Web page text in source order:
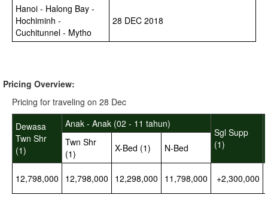
Hanoi - Halong Bay -
Hochiminh -
Cuchitunnel - Mytho
28 DEC 2018
Pricing Overview:
Pricing for traveling on 28 Dec
Dewasa
Twn Shr
(1)
Anak - Anak (02 - 11 tahun)
Sgl Supp
(1)
Twn Shr
(1)
X-Bed (1) N-Bed
12,798,000 12,798,000 12,298,000 11,798,000 +2,300,000